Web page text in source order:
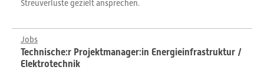
Streuverluste gezielt ansprechen.
Jobs
Technische:r Projektmanager:in Energieinfrastruktur /
Elektrotechnik